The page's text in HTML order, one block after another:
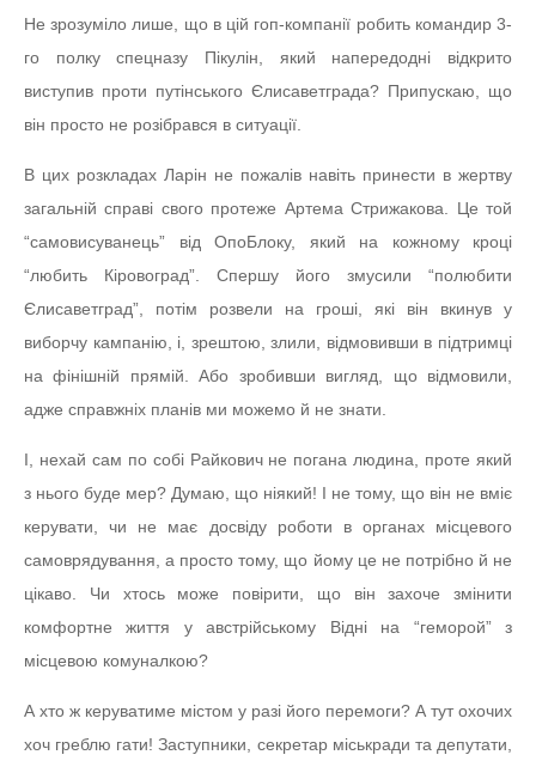
Не зрозуміло лише, що в цій гоп-компанії робить командир 3-
го полку спецназу Пікулін, який напередодні відкрито
виступив проти путінського Єлисаветграда? Припускаю, що
він просто не розібрався в ситуації.
В цих розкладах Ларін не пожалів навіть принести в жертву
загальній справі свого протеже Артема Стрижакова. Це той
“самовисуванець” від ОпоБлоку, який на кожному кроці
“любить Кіровоград”. Спершу його змусили “полюбити
Єлисаветград”, потім розвели на гроші, які він вкинув у
виборчу кампанію, і, зрештою, злили, відмовивши в підтримці
на фінішній прямій. Або зробивши вигляд, що відмовили,
адже справжніх планів ми можемо й не знати.
І, нехай сам по собі Райкович не погана людина, проте який
з нього буде мер? Думаю, що ніякий! І не тому, що він не вміє
керувати, чи не має досвіду роботи в органах місцевого
самоврядування, а просто тому, що йому це не потрібно й не
цікаво. Чи хтось може повірити, що він захоче змінити
комфортне життя у австрійському Відні на “геморой” з
місцевою комуналкою?
А хто ж керуватиме містом у разі його перемоги? А тут охочих
хоч греблю гати! Заступники, секретар міськради та депутати,